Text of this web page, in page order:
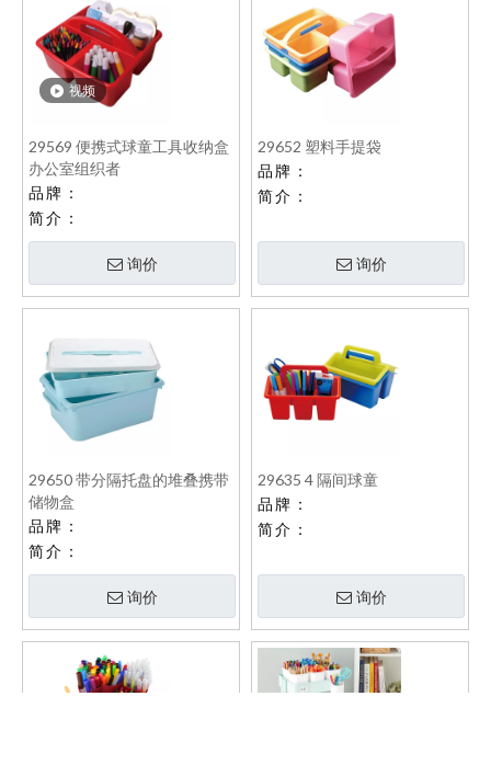
视频
29569 便携式球童工具收纳盒
办公室组织者
品牌：
简介：
询价
29652 塑料手提袋
品牌：
简介：
询价
29650 带分隔托盘的堆叠携带
储物盒
品牌：
简介：
询价
29635 4 隔间球童
品牌：
简介：
询价